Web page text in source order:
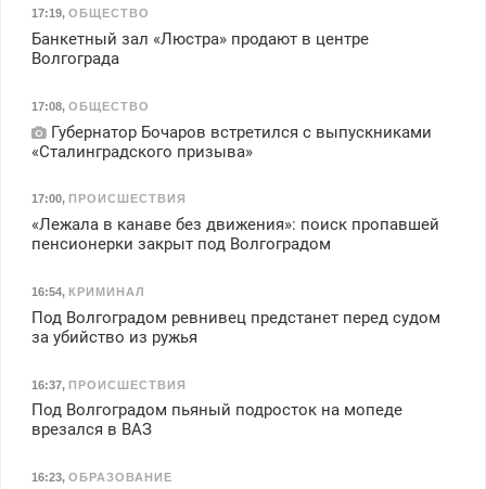
17:19, ОБЩЕСТВО
Банкетный зал «Люстра» продают в центре
Волгограда
17:08, ОБЩЕСТВО
Губернатор Бочаров встретился с выпускниками
«Сталинградского призыва»
17:00, ПРОИСШЕСТВИЯ
«Лежала в канаве без движения»: поиск пропавшей
пенсионерки закрыт под Волгоградом
16:54, КРИМИНАЛ
Под Волгоградом ревнивец предстанет перед судом
за убийство из ружья
16:37, ПРОИСШЕСТВИЯ
Под Волгоградом пьяный подросток на мопеде
врезался в ВАЗ
16:23, ОБРАЗОВАНИЕ